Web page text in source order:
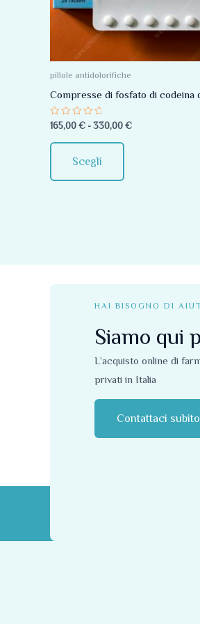
pillole antidolorifiche
Compresse di fosfato di codeina
Valutato
0
su
5
165,00 € - 330,00 €
Scegli
Le
opzioni
possono
essere
scelte
pagina
del
HAI BISOGNO DI
Siamo qui
L’acquisto online di
privati ​​in Italia
Contattaci subito